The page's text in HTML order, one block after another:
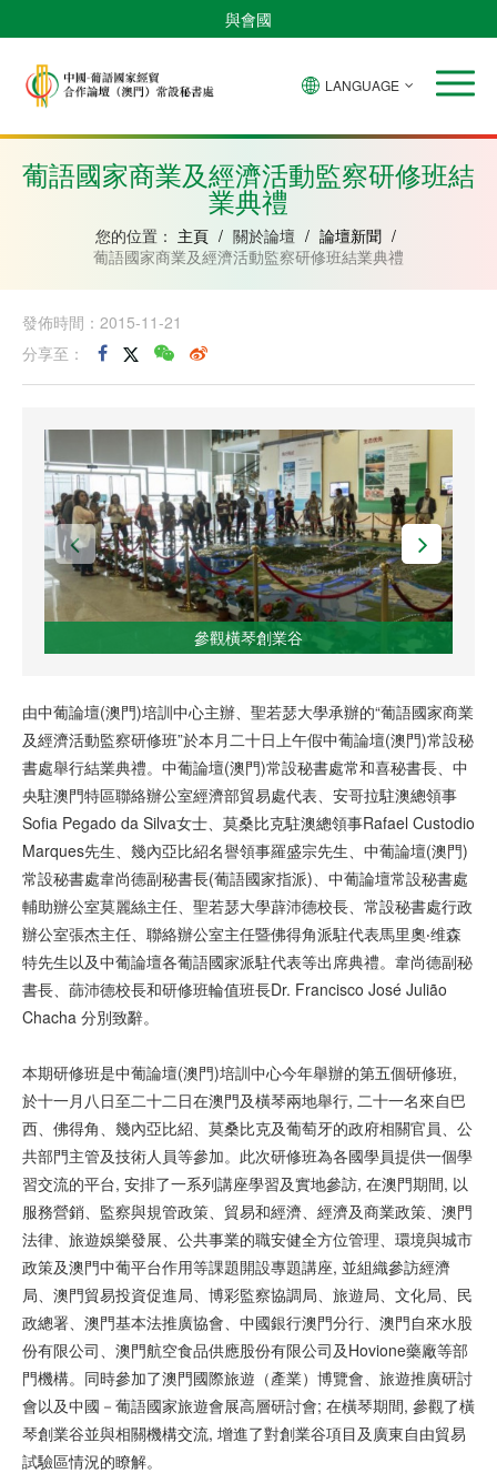
與會國
安
比
紹
內
亞
克
和
普
LANGUAGE
葡語國家商業及經濟活動監察研修班結
業典禮
您的位置： 主頁 / 關於論壇 / 論壇新聞 /
葡語國家商業及經濟活動監察研修班結業典禮
發佈時間：2015-11-21
分享至：
參觀橫琴創業谷
由中葡論壇(澳門)培訓中心主辦、聖若瑟大學承辦的“葡語國家商業
及經濟活動監察研修班”於本月二十日上午假中葡論壇(澳門)常設秘
書處舉行結業典禮。中葡論壇(澳門)常設秘書處常和喜秘書長、中
央駐澳門特區聯絡辦公室經濟部貿易處代表、安哥拉駐澳總領事
Sofia Pegado da Silva女士、莫桑比克駐澳總領事Rafael Custodio
Marques先生、幾內亞比紹名譽領事羅盛宗先生、中葡論壇(澳門)
常設秘書處韋尚德副秘書長(葡語國家指派)、中葡論壇常設秘書處
輔助辦公室莫麗絲主任、聖若瑟大學薜沛德校長、常設秘書處行政
辦公室張杰主任、聯絡辦公室主任暨佛得角派駐代表馬里奧‧维森
特先生以及中葡論壇各葡語國家派駐代表等出席典禮。韋尚德副秘
書長、蒒沛德校長和研修班輪值班長Dr. Francisco José Julião
Chacha 分別致辭。
本期研修班是中葡論壇(澳門)培訓中心今年舉辦的第五個研修班,
於十一月八日至二十二日在澳門及橫琴兩地舉行, 二十一名來自巴
西、佛得角、幾內亞比紹、莫桑比克及葡萄牙的政府相關官員、公
共部門主管及技術人員等參加。此次研修班為各國學員提供一個學
習交流的平台, 安排了一系列講座學習及實地參訪, 在澳門期間, 以
服務營銷、監察與規管政策、貿易和經濟、經濟及商業政策、澳門
法律、旅遊娛樂發展、公共事業的職安健全方位管理、環境與城市
政策及澳門中葡平台作用等課題開設專題講座, 並組織參訪經濟
局、澳門貿易投資促進局、博彩監察協調局、旅遊局、文化局、民
政總署、澳門基本法推廣協會、中國銀行澳門分行、澳門自來水股
份有限公司、澳門航空食品供應股份有限公司及Hovione藥廠等部
門機構。同時參加了澳門國際旅遊（產業）博覽會、旅遊推廣研討
會以及中國－葡語國家旅遊會展高層研討會; 在橫琴期間, 參觀了橫
琴創業谷並與相關機構交流, 增進了對創業谷項目及廣東自由貿易
試驗區情況的瞭解。